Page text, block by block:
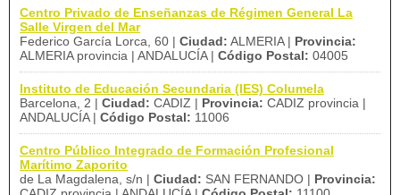
Centro Privado de Enseñanzas de Régimen General La
Salle Virgen del Mar
Federico García Lorca, 60 | Ciudad: ALMERIA | Provincia:
ALMERIA provincia | ANDALUCÍA | Código Postal: 04005
Instituto de Educación Secundaria (IES) Columela
Barcelona, 2 | Ciudad: CADIZ | Provincia: CADIZ provincia |
ANDALUCÍA | Código Postal: 11006
Centro Público Integrado de Formación Profesional
Marítimo Zaporito
de La Magdalena, s/n | Ciudad: SAN FERNANDO | Provincia: